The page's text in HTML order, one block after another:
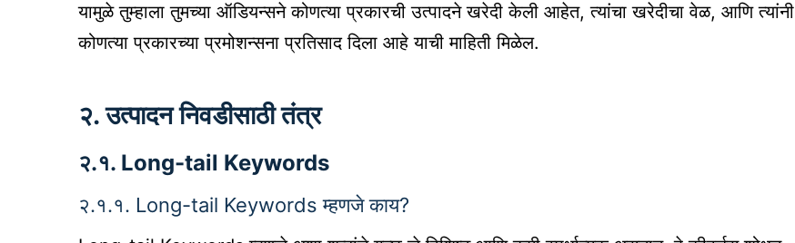
यामुळे तुम्हाला तुमच्या ऑडियन्सने कोणत्या प्रकारची उत्पादने खरेदी केली आहेत, त्यांचा खरेदीचा वेळ, आणि त्यांनी
कोणत्या प्रकारच्या प्रमोशन्सना प्रतिसाद दिला आहे याची माहिती मिळेल.
२. उत्पादन निवडीसाठी तंत्र
२.१. Long-tail Keywords
२.१.१. Long-tail Keywords म्हणजे काय?